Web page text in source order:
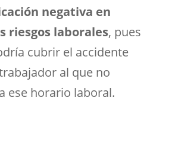
negativa en
riesgos laborales, pues
cubrir el accidente
al que no
ese horario laboral.